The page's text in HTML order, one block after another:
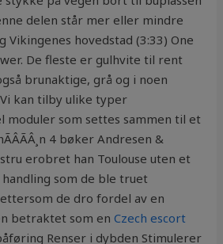
delen står mer eller mindre
Vikingenes hovedstad (3:33) One
De fleste er gulhvite til rent
brunaktige, grå og i noen
kan tilby ulike typer
moduler som settes sammen til et
4 bøker Andresen &
erobret han Toulouse uten et
som de ble truet
de dro fordel av en
betraktet som enCzech escort
Renser i dybden Stimulerer